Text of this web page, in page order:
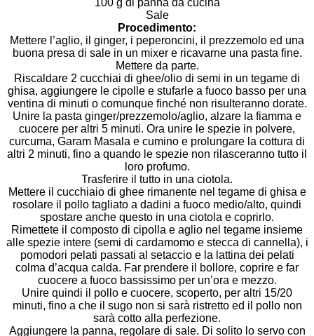
Sale
Procedimento:
Mettere l’aglio, il ginger, i peperoncini, il prezzemolo ed una
buona presa di sale in un mixer e ricavarne una pasta fine.
Mettere da parte.
Riscaldare 2 cucchiai di ghee/olio di semi in un tegame di
ghisa, aggiungere le cipolle e stufarle a fuoco basso per una
ventina di minuti o comunque finché non risulteranno dorate.
Unire la pasta ginger/prezzemolo/aglio, alzare la fiamma e
cuocere per altri 5 minuti. Ora unire le spezie in polvere,
curcuma, Garam Masala e cumino e prolungare la cottura di
altri 2 minuti, fino a quando le spezie non rilasceranno tutto il
loro profumo.
Trasferire il tutto in una ciotola.
Mettere il cucchiaio di ghee rimanente nel tegame di ghisa e
rosolare il pollo tagliato a dadini a fuoco medio/alto, quindi
spostare anche questo in una ciotola e coprirlo.
Rimettete il composto di cipolla e aglio nel tegame insieme
alle spezie intere (semi di cardamomo e stecca di cannella), i
pomodori pelati passati al setaccio e la lattina dei pelati
colma d’acqua calda. Far prendere il bollore, coprire e far
cuocere a fuoco bassissimo per un’ora e mezzo.
Unire quindi il pollo e cuocere, scoperto, per altri 15/20
minuti, fino a che il sugo non si sarà ristretto ed il pollo non
sarà cotto alla perfezione.
Aggiungere la panna, regolare di sale. Di solito lo servo con